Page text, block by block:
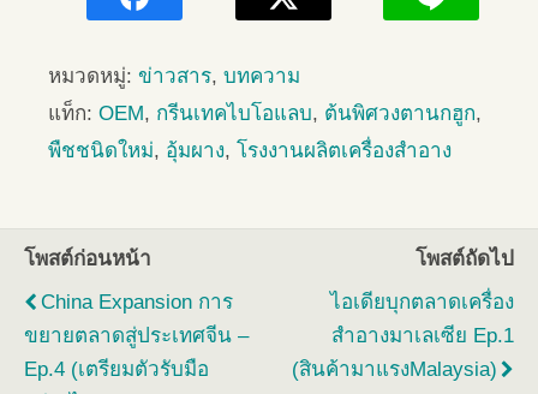
หมวดหมู่: ข่าวสาร, บทความ
แท็ก: OEM, กรีนเทคไบโอแลบ, ต้นพิศวงตานกฮูก,
พืชชนิดใหม่, อุ้มผาง, โรงงานผลิตเครื่องสำอาง
โพสต์ก่อนหน้า
China Expansion การ
ขยายตลาดสู่ประเทศจีน –
Ep.4 (เตรียมตัวรับมือ
โพสต์ถัดไป
ไอเดียบุกตลาดเครื่อง
สำอางมาเลเซีย Ep.1
(สินค้ามาแรงMalaysia)